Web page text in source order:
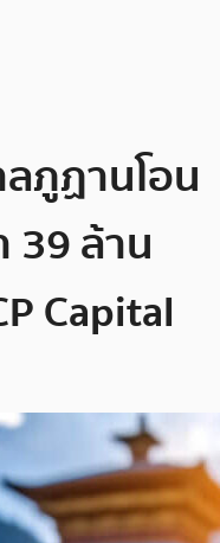
ภูฏานโอน
39 ล้าน
Capital